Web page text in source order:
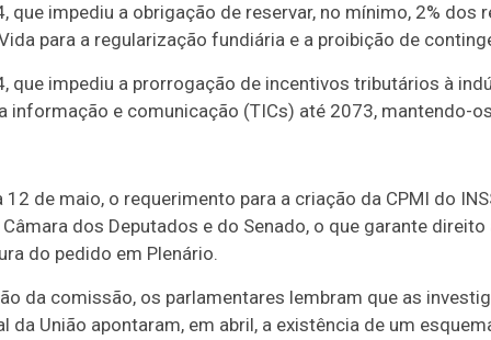
que impediu a obrigação de reservar, no mínimo, 2% dos
para a regularização fundiária e a proibição de
que impediu a prorrogação de incentivos tributários à
informação e comunicação (TICs) até 2073, mantendo-
de maio, o requerimento para a criação da CPMI do
dos Deputados e do Senado, o que garante
do pedido em Plenário.
da comissão, os parlamentares lembram que as
da União apontaram, em abril, a existência de um